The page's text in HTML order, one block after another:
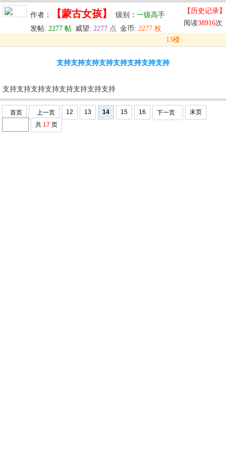
作者： 【蒙古女孩】 级别： 一级高手
发帖: 2277 帖 威望: 2277 点 金币: 2277 枚
【历史记录】
阅读38916次
13楼
支持支持支持支持支持支持支持支持
支持支持支持支持支持支持支持支持
首页 上一页 12 13 14 15 16 下一页
末页
共 17 页